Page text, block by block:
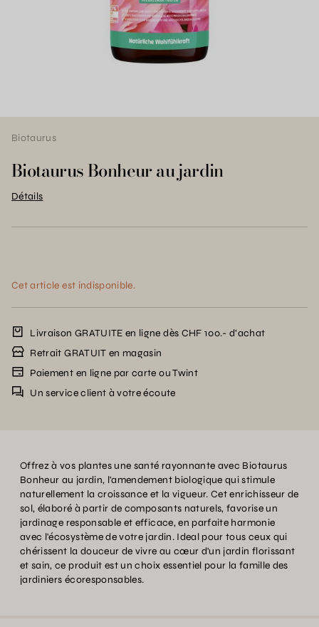
Biotaurus
Biotaurus Bonheur au jardin
Détails
Cet article est indisponible.
Livraison GRATUITE en ligne dès CHF 100.- d’achat
Retrait GRATUIT en magasin
Paiement en ligne par carte ou Twint
Un service client à votre écoute
Offrez à vos plantes une santé rayonnante avec Biotaurus
Bonheur au jardin, l'amendement biologique qui stimule
naturellement la croissance et la vigueur. Cet enrichisseur de
sol, élaboré à partir de composants naturels, favorise un
jardinage responsable et efficace, en parfaite harmonie
avec l'écosystème de votre jardin. Ideal pour tous ceux qui
chérissent la douceur de vivre au cœur d'un jardin florissant
et sain, ce produit est un choix essentiel pour la famille des
jardiniers écoresponsables.